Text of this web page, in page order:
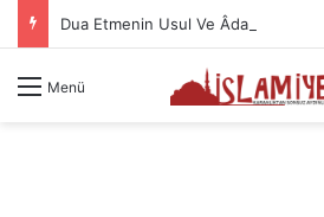
Dua Etmenin Usul Ve Âdabı
Menü